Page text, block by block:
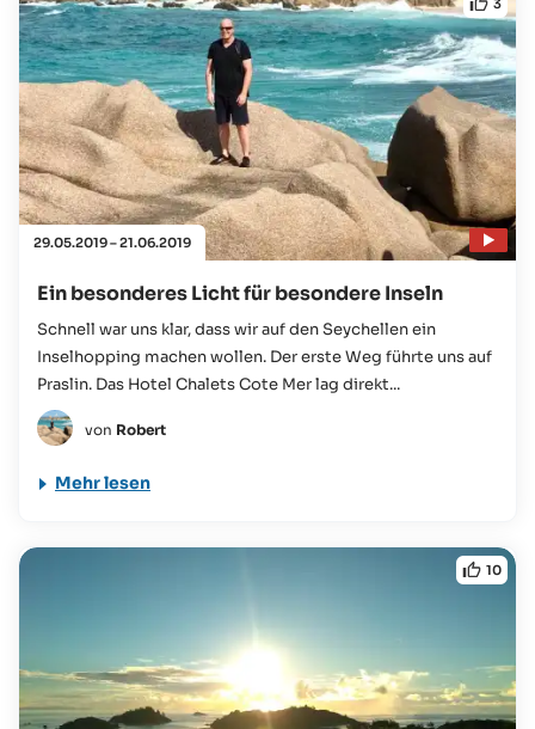
29.05.2019 – 21.06.2019
3
Ein besonderes Licht für besondere Inseln
Schnell war uns klar, dass wir auf den Seychellen ein
Inselhopping machen wollen. Der erste Weg führte uns auf
Praslin. Das Hotel Chalets Cote Mer lag direkt...
von Robert
Mehr lesen
10